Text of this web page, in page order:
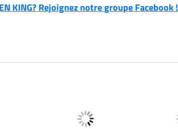
KING? Rejoignez notre groupe Facebook !